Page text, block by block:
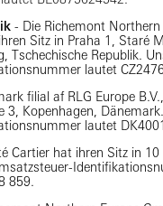
- Die Richemont Northern
Sitz in Praha 1, Staré
Tschechische Republik.
lautet
filial af RLG Europe
3, Kopenhagen,
lautet
Cartier hat ihren Sitz in 10
859.